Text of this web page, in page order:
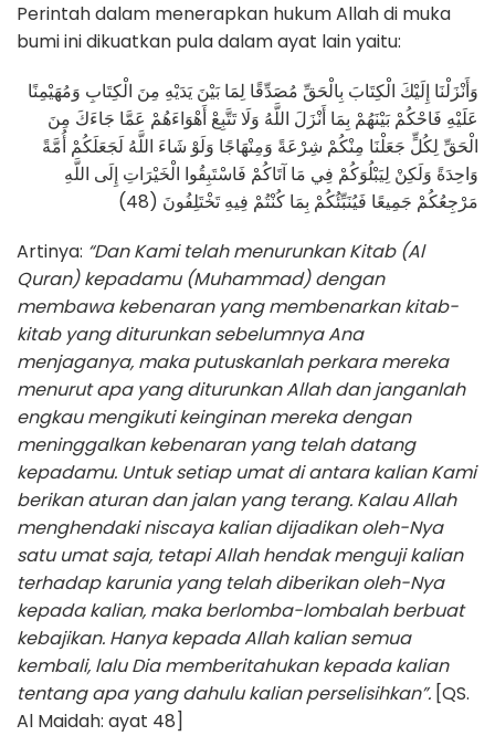
Perintah dalam menerapkan hukum Allah di muka
bumi ini dikuatkan pula dalam ayat lain yaitu:
وَأَنْزَلْنَا إِلَيْكَ الْكِتَابَ بِالْحَقِّ مُصَدِّقًا لِمَا بَيْنَ يَدَيْهِ مِنَ الْكِتَابِ وَمُهَيْمِنًا
عَلَيْهِ فَاحْكُمْ بَيْنَهُمْ بِمَا أَنْزَلَ اللَّهُ وَلَا تَتَّبِعْ أَهْوَاءَهُمْ عَمَّا جَاءَكَ مِنَ
الْحَقِّ لِكُلٍّ جَعَلْنَا مِنْكُمْ شِرْعَةً وَمِنْهَاجًا وَلَوْ شَاءَ اللَّهُ لَجَعَلَكُمْ أُمَّةً
وَاحِدَةً وَلَكِنْ لِيَبْلُوَكُمْ فِي مَا آتَاكُمْ فَاسْتَبِقُوا الْخَيْرَاتِ إِلَى اللَّهِ
مَرْجِعُكُمْ جَمِيعًا فَيُنَبِّئُكُمْ بِمَا كُنْتُمْ فِيهِ تَخْتَلِفُونَ (48)
Artinya: “Dan Kami telah menurunkan Kitab (Al
Quran) kepadamu (Muhammad) dengan
membawa kebenaran yang membenarkan kitab-
kitab yang diturunkan sebelumnya Ana
menjaganya, maka putuskanlah perkara mereka
menurut apa yang diturunkan Allah dan janganlah
engkau mengikuti keinginan mereka dengan
meninggalkan kebenaran yang telah datang
kepadamu. Untuk setiap umat di antara kalian Kami
berikan aturan dan jalan yang terang. Kalau Allah
menghendaki niscaya kalian dijadikan oleh-Nya
satu umat saja, tetapi Allah hendak menguji kalian
terhadap karunia yang telah diberikan oleh-Nya
kepada kalian, maka berlomba-lombalah berbuat
kebajikan. Hanya kepada Allah kalian semua
kembali, lalu Dia memberitahukan kepada kalian
tentang apa yang dahulu kalian perselisihkan”. [QS.
Al Maidah: ayat 48]